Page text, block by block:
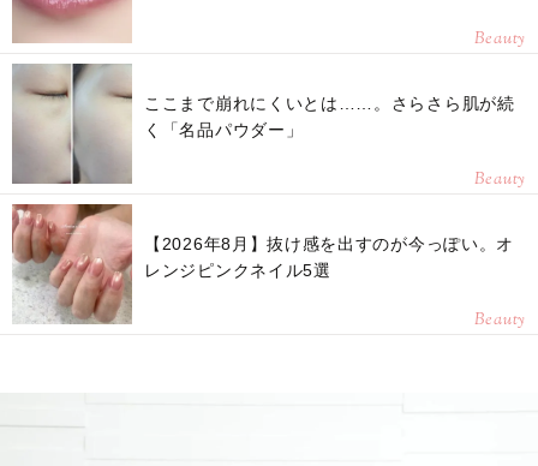
Beauty
ここまで崩れにくいとは……。さらさら肌が続
く「名品パウダー」
Beauty
【2026年8月】抜け感を出すのが今っぽい。オ
レンジピンクネイル5選
Beauty